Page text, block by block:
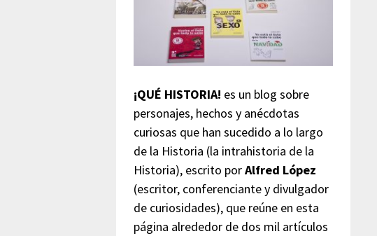
¡QUÉ HISTORIA! es un blog sobre
personajes, hechos y anécdotas
curiosas que han sucedido a lo largo
de la Historia (la intrahistoria de la
Historia), escrito porAlfred López
(escritor, conferenciante y divulgador
de curiosidades), que reúne en esta
página alrededor de dos mil artículos